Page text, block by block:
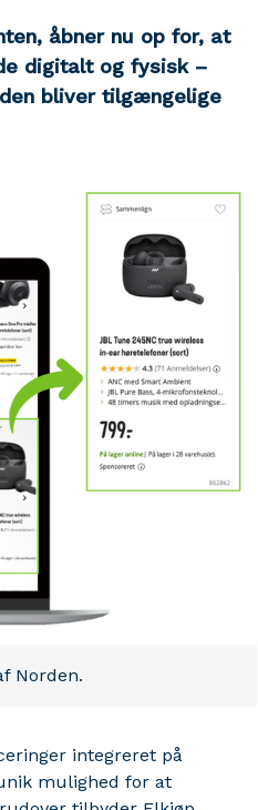
åbner nu op for, at
digitalt og fysisk –
bliver tilgængelige
Norden.
integreret på
mulighed for at